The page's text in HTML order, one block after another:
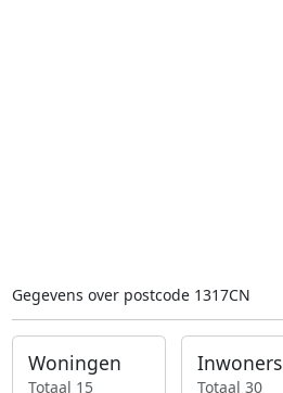
Gegevens over postcode 1317CN
Woningen
Totaal 15
Inwoners
Totaal 30